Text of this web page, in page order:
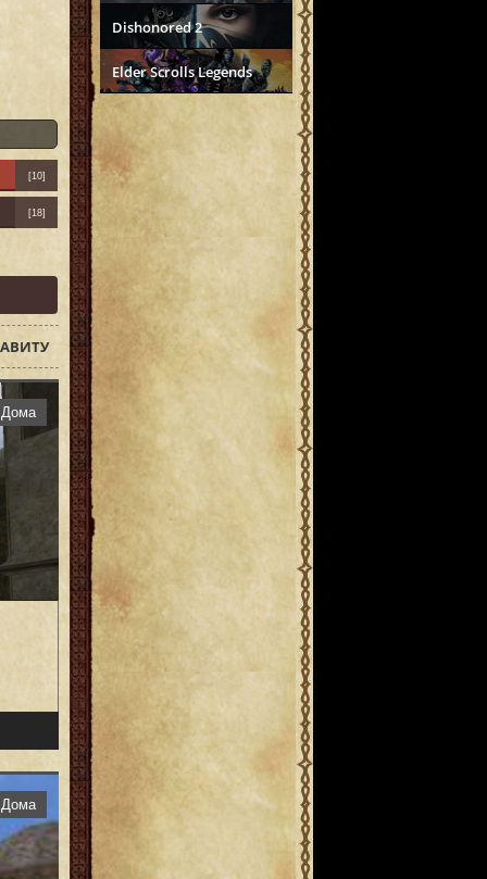
Dishonored 2
Elder Scrolls Legends
[10]
[18]
Дома
Дома